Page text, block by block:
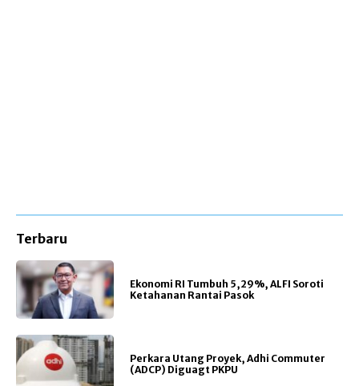
Terbaru
Ekonomi RI Tumbuh 5,29%, ALFI Soroti
Ketahanan Rantai Pasok
Perkara Utang Proyek, Adhi Commuter
(ADCP) Diguagt PKPU